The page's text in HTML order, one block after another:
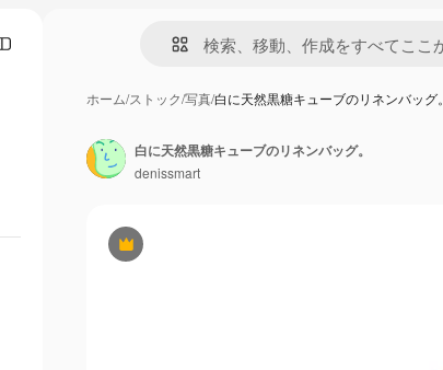
ホーム/ストック/写真/白に天然黒糖キューブのリネンバッグ。
Premium
白に天然黒糖キューブのリネンバッグ。
denissmart